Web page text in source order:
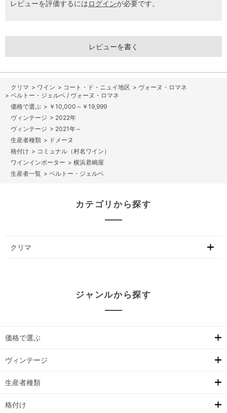
レビューを評価するにはログインが必要です。
レビューを書く
> ワイン > コート・ド・ニュイ地区 > ヴォーヌ・ロマネ
> ベルトー・ジェルベ / ヴォーヌ・ロマネ
> ￥10,000～￥19,999
> 2022年
> 2021年～
> ドメーヌ
> コミュナル（村名ワイン）
> 横浜君嶋屋
> ベルトー・ジェルベ
カテゴリから探す
クリマ
ジャンルから探す
価格で選ぶ
ヴィンテージ
生産者種類
格付け